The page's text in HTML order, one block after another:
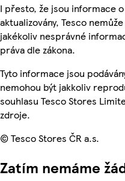
I přesto, že jsou informace
aktualizovány, Tesco
jakékoliv nesprávné
práva dle zákona.
Tyto informace jsou
nemohou být jakkoliv
souhlasu Tesco Stores
zdroje.
© Tesco Stores ČR a.s.
Zatím nemáme